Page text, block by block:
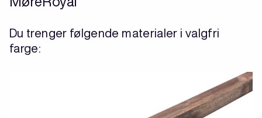
Du trenger følgende materialer i valgfri
farge: